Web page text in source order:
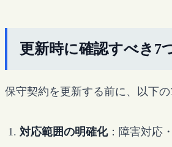
更新時に確認すべき7
保守契約を更新する前に、以下
対応範囲の明確化：障害対応